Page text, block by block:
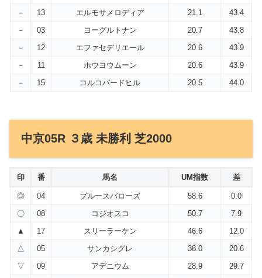
－
13 エルモサメロディア 21.1
43.4
－
03 ヨーグルトナン 20.7
43.8
－
12 エファセデリエール 20.6
43.9
－
11 ホウヨウムーン 20.6
43.9
－
15 コルコバードヒル 20.5 44.0
中京05R ３歳 未勝利 芝2000
印 番 馬名 UM指数 差
◎ 04 ブルースバローズ 58.6
0.0
〇
08 コジオスコ 50.7
7.9
▲
17 スリーラーケン 46.6
12.0
△
05 サンカシグレ 38.0
20.6
▽
09 アデニウム 28.9
29.7